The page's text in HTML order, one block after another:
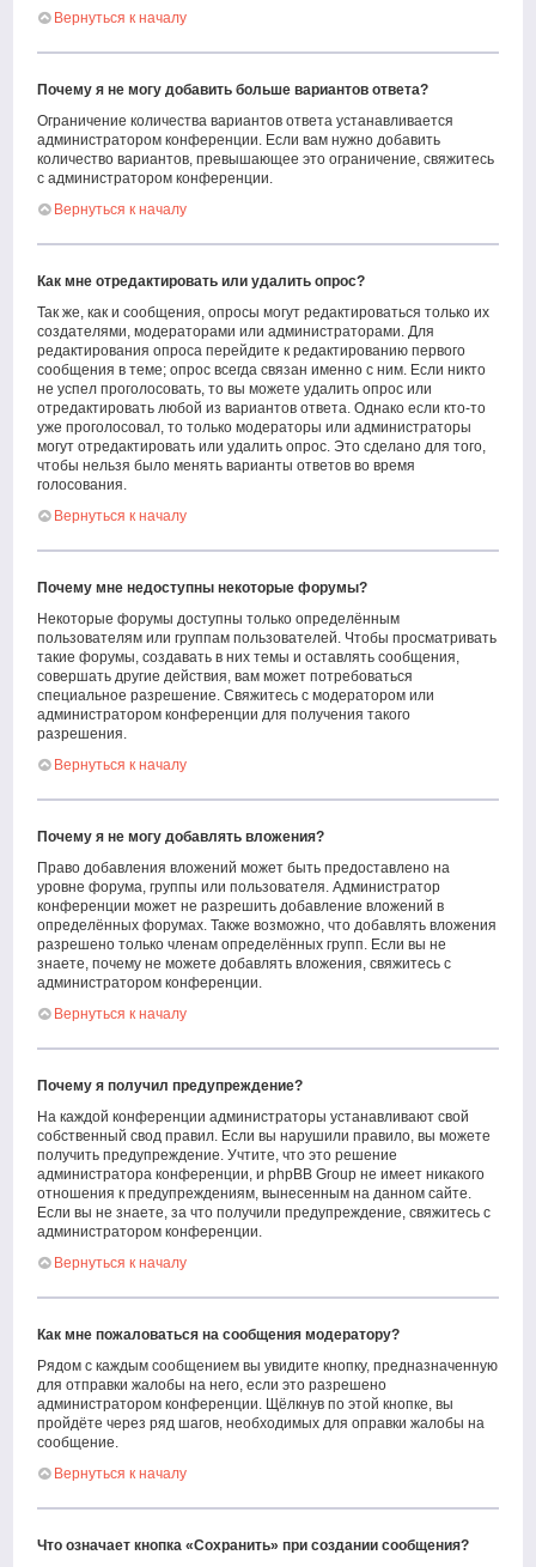
Вернуться к началу
Почему я не могу добавить больше вариантов ответа?
Ограничение количества вариантов ответа устанавливается
администратором конференции. Если вам нужно добавить
количество вариантов, превышающее это ограничение, свяжитесь
с администратором конференции.
Вернуться к началу
Как мне отредактировать или удалить опрос?
Так же, как и сообщения, опросы могут редактироваться только их
создателями, модераторами или администраторами. Для
редактирования опроса перейдите к редактированию первого
сообщения в теме; опрос всегда связан именно с ним. Если никто
не успел проголосовать, то вы можете удалить опрос или
отредактировать любой из вариантов ответа. Однако если кто-то
уже проголосовал, то только модераторы или администраторы
могут отредактировать или удалить опрос. Это сделано для того,
чтобы нельзя было менять варианты ответов во время
голосования.
Вернуться к началу
Почему мне недоступны некоторые форумы?
Некоторые форумы доступны только определённым
пользователям или группам пользователей. Чтобы просматривать
такие форумы, создавать в них темы и оставлять сообщения,
совершать другие действия, вам может потребоваться
специальное разрешение. Свяжитесь с модератором или
администратором конференции для получения такого
разрешения.
Вернуться к началу
Почему я не могу добавлять вложения?
Право добавления вложений может быть предоставлено на
уровне форума, группы или пользователя. Администратор
конференции может не разрешить добавление вложений в
определённых форумах. Также возможно, что добавлять вложения
разрешено только членам определённых групп. Если вы не
знаете, почему не можете добавлять вложения, свяжитесь с
администратором конференции.
Вернуться к началу
Почему я получил предупреждение?
На каждой конференции администраторы устанавливают свой
собственный свод правил. Если вы нарушили правило, вы можете
получить предупреждение. Учтите, что это решение
администратора конференции, и phpBB Group не имеет никакого
отношения к предупреждениям, вынесенным на данном сайте.
Если вы не знаете, за что получили предупреждение, свяжитесь с
администратором конференции.
Вернуться к началу
Как мне пожаловаться на сообщения модератору?
Рядом с каждым сообщением вы увидите кнопку, предназначенную
для отправки жалобы на него, если это разрешено
администратором конференции. Щёлкнув по этой кнопке, вы
пройдёте через ряд шагов, необходимых для оправки жалобы на
сообщение.
Вернуться к началу
Что означает кнопка «Сохранить» при создании сообщения?